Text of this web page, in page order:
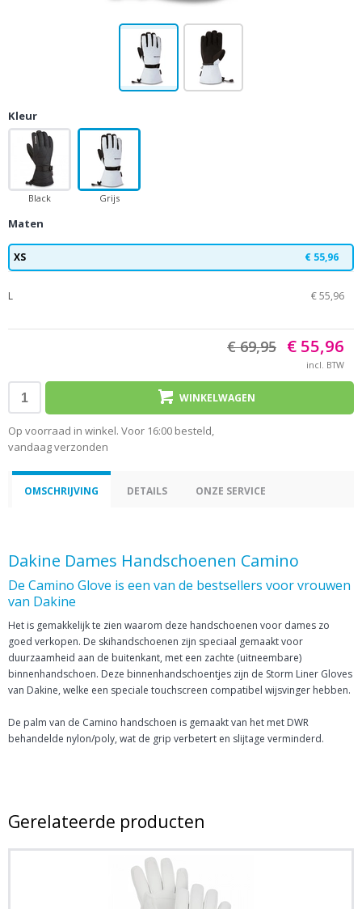
Kleur
Black Grijs
Maten
XS € 55,96
L € 55,96
€ 69,95 € 55,96
incl. BTW
WINKELWAGEN
Op voorraad in winkel. Voor 16:00 besteld,
vandaag verzonden
OMSCHRIJVING DETAILS ONZE SERVICE
Dakine Dames Handschoenen Camino
De Camino Glove is een van de bestsellers voor vrouwen
van Dakine
Het is gemakkelijk te zien waarom deze handschoenen voor dames zo
goed verkopen. De skihandschoenen zijn speciaal gemaakt voor
duurzaamheid aan de buitenkant, met een zachte (uitneembare)
binnenhandschoen. Deze binnenhandschoentjes zijn de Storm Liner Gloves
van Dakine, welke een speciale touchscreen compatibel wijsvinger hebben.
De palm van de Camino handschoen is gemaakt van het met DWR
behandelde nylon/poly, wat de grip verbetert en slijtage verminderd.
Gerelateerde producten